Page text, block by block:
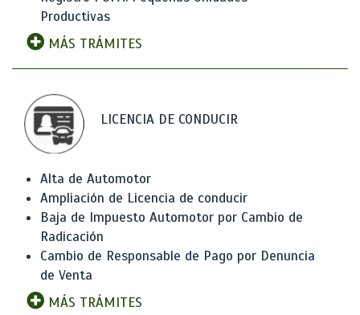
Productivas
MÁS TRÁMITES
LICENCIA DE CONDUCIR
Alta de Automotor
Ampliación de Licencia de conducir
Baja de Impuesto Automotor por Cambio de
Radicación
Cambio de Responsable de Pago por Denuncia
de Venta
MÁS TRÁMITES